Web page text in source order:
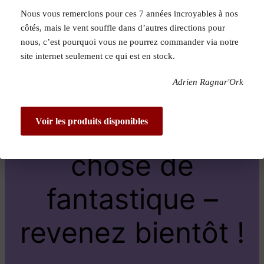
Pardon pour le
dérangement !
Nous travaillons
sur quelque
chose de
fantastique –
revenez bientôt !
Nous vous remercions pour ces 7 années incroyables à nos
côtés, mais le vent souffle dans d’autres directions pour
nous, c’est pourquoi vous ne pourrez commander via notre
site internet seulement ce qui est en stock.
Adrien Ragnar'Ork
Voir les produits disponibles